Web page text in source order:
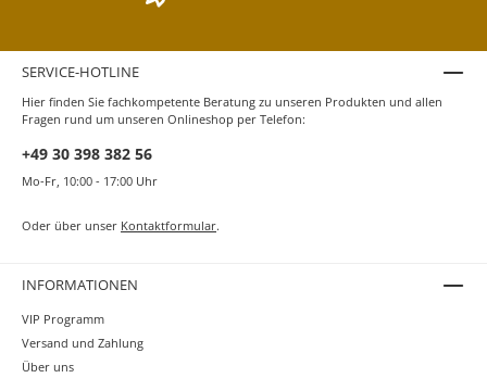
SERVICE-HOTLINE
Hier finden Sie fachkompetente Beratung zu unseren Produkten und allen
Fragen rund um unseren Onlineshop per Telefon:
+49 30 398 382 56
Mo-Fr, 10:00 - 17:00 Uhr
Oder über unser Kontaktformular.
INFORMATIONEN
VIP Programm
Versand und Zahlung
Über uns